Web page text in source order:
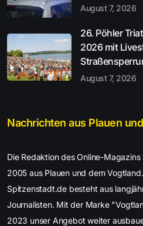
August 7, 2026
26. Pöhler
2026 mit
August 7, 2026
Nachrichten aus Plauen
Die Redaktion des Online-
2005 aus Plauen und dem
Spitzenstadt.de besteht aus
Journalisten. Mit der Marke
2023 unser Angebot weiter